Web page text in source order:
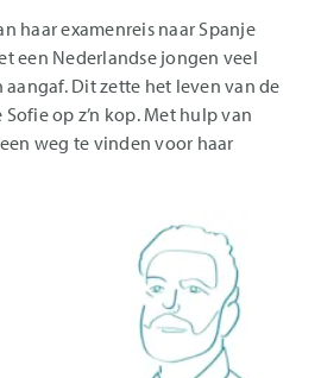
haar examenreis naar Spanje
een Nederlandse jongen veel
Dit zette het leven van de
op z’n kop. Met hulp van
weg te vinden voor haar